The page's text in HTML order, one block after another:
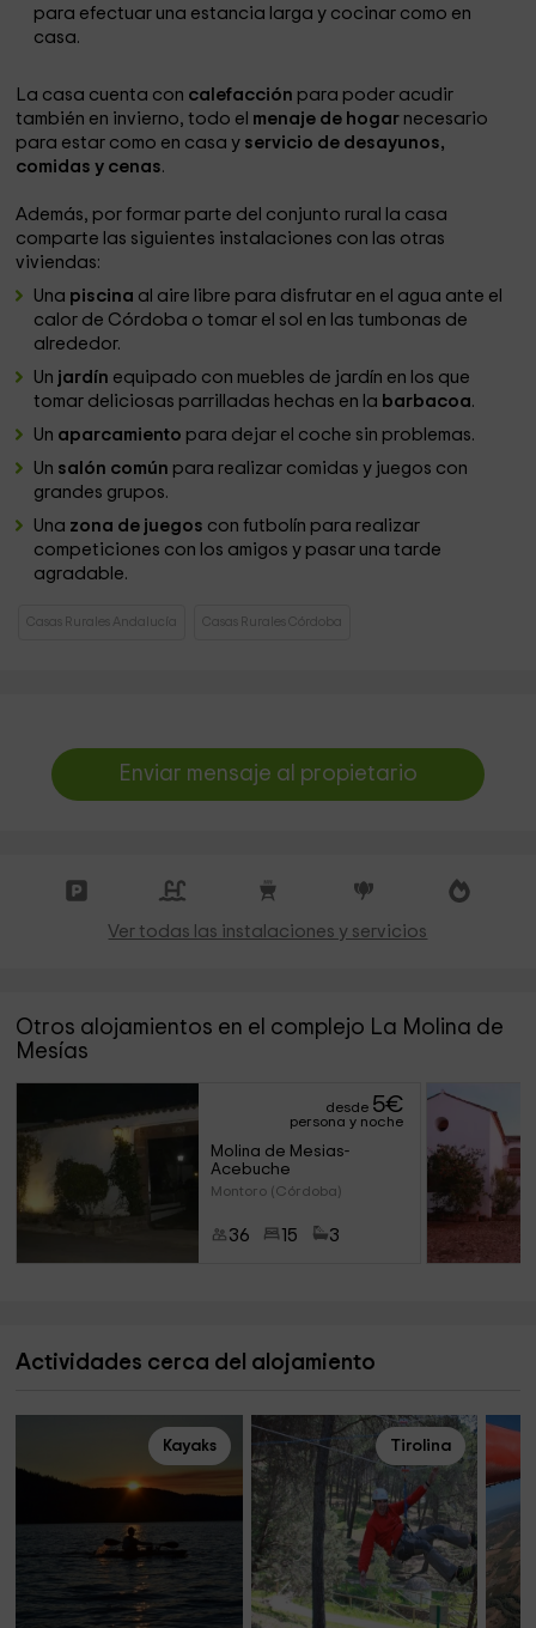
para efectuar una estancia larga y cocinar como en
casa.
La casa cuenta con calefacción para poder acudir
también en invierno, todo el menaje de hogar necesario
para estar como en casa y servicio de desayunos,
comidas y cenas.
Además, por formar parte del conjunto rural la casa
comparte las siguientes instalaciones con las otras
viviendas:
Una piscina al aire libre para disfrutar en el agua ante el
calor de Córdoba o tomar el sol en las tumbonas de
alrededor.
Un jardín equipado con muebles de jardín en los que
tomar deliciosas parrilladas hechas en la barbacoa.
Un aparcamiento para dejar el coche sin problemas.
Un salón común para realizar comidas y juegos con
grandes grupos.
Una zona de juegos con futbolín para realizar
competiciones con los amigos y pasar una tarde
agradable.
Casas Rurales Andalucía Casas Rurales Córdoba
Enviar mensaje al propietario
Ver todas las instalaciones y servicios
Otros alojamientos en el complejo La Molina de
Mesías
desde 5€
persona y noche
Molina de Mesias-
Acebuche
Montoro (Córdoba)
36 15 3
Actividades cerca del alojamiento
Kayaks Tirolina